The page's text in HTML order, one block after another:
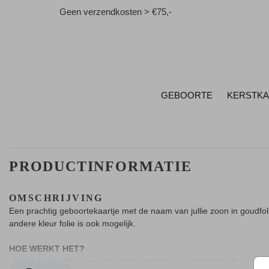
Geen verzendkosten > €75,-
GEBOORTE
PRODUCTINFORMATIE
OMSCHRIJVING
Een prachtig geboortekaartje met de naam van jullie zoon in
andere kleur folie is ook mogelijk.
HOE WERKT HET?